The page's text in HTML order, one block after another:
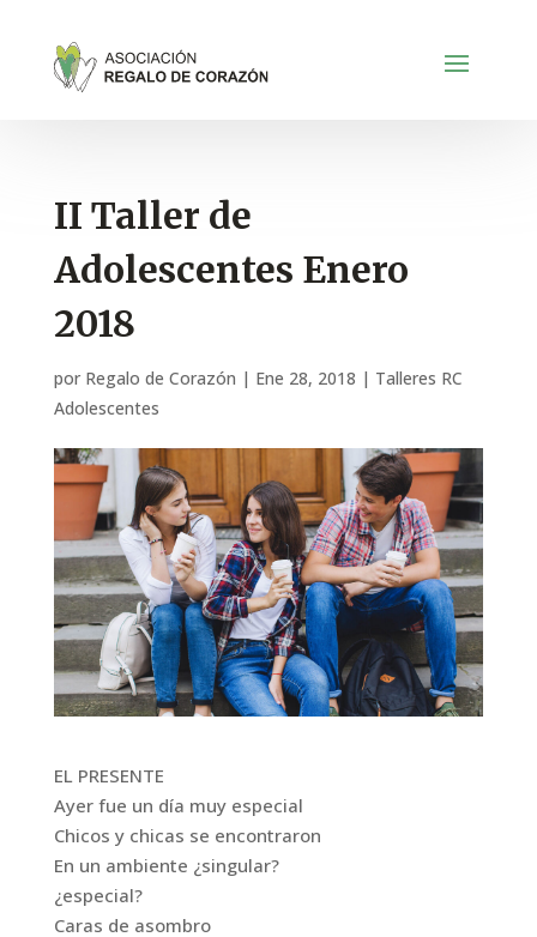
II Taller de
Adolescentes Enero
2018
por Regalo de Corazón | Ene 28, 2018 | Talleres RC
Adolescentes
EL PRESENTE
Ayer fue un día muy especial
Chicos y chicas se encontraron
En un ambiente ¿singular?
¿especial?
Caras de asombro